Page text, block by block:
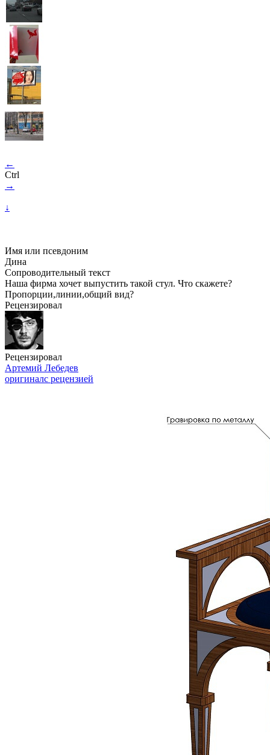
←
Ctrl
→
↓
Имя или псевдоним
Дина
Сопроводительный текст
Наша фирма хочет выпустить такой стул. Что скажете?
Пропорции,линии,общий вид?
Рецензировал
Рецензировал
Артемий Лебедев
оригиналс рецензией